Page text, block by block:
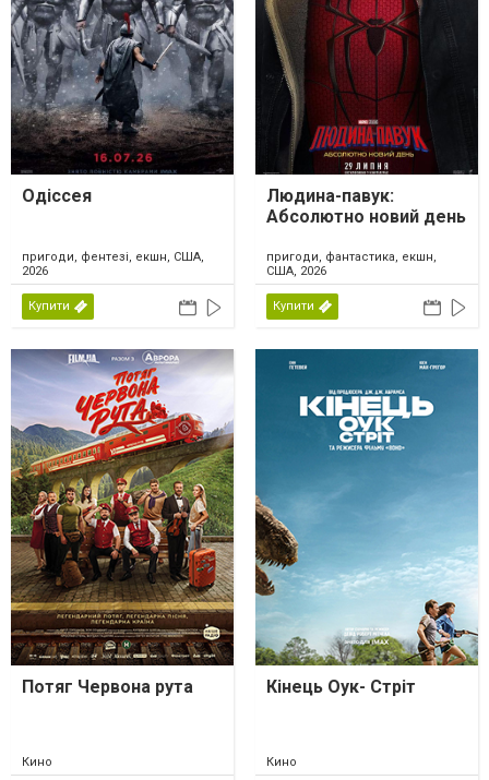
Одіссея
пригоди, фентезі, екшн, США,
2026
Купити
Людина-павук:
Абсолютно новий день
пригоди, фантастика, екшн,
США, 2026
Купити
Потяг Червона рута
Кино
Кінець Оук- Стріт
Кино